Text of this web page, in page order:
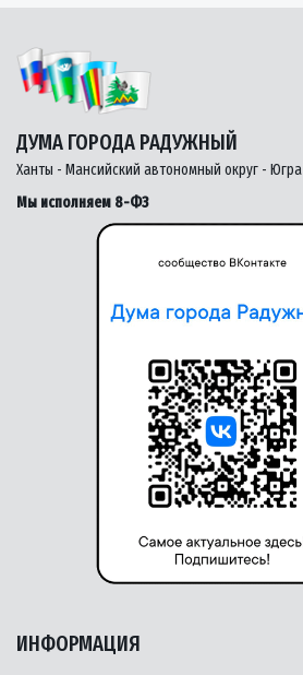
ДУМА ГОРОДА РАДУЖНЫЙ
Ханты - Мансийский автономный округ - Югра
Мы исполняем 8-ФЗ
ИНФОРМАЦИЯ